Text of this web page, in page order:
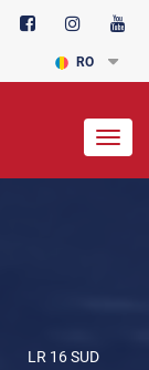
RO
LR 16 SUD